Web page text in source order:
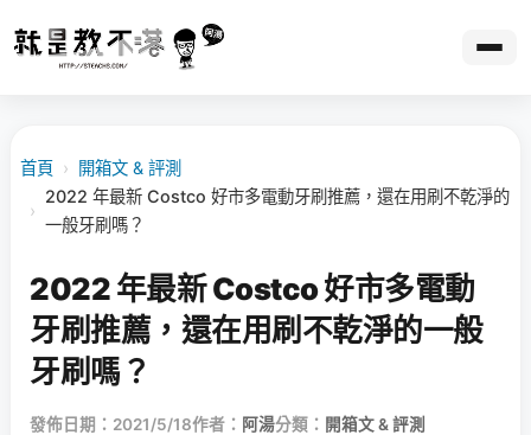
首頁 › 開箱文 & 評測
›
2022 年最新 Costco 好市多電動牙刷推薦，還在用刷不乾淨的
一般牙刷嗎？
2022 年最新 Costco 好市多電動
牙刷推薦，還在用刷不乾淨的一般
牙刷嗎？
發佈日期：2021/5/18作者： 阿湯分類： 開箱文 & 評測